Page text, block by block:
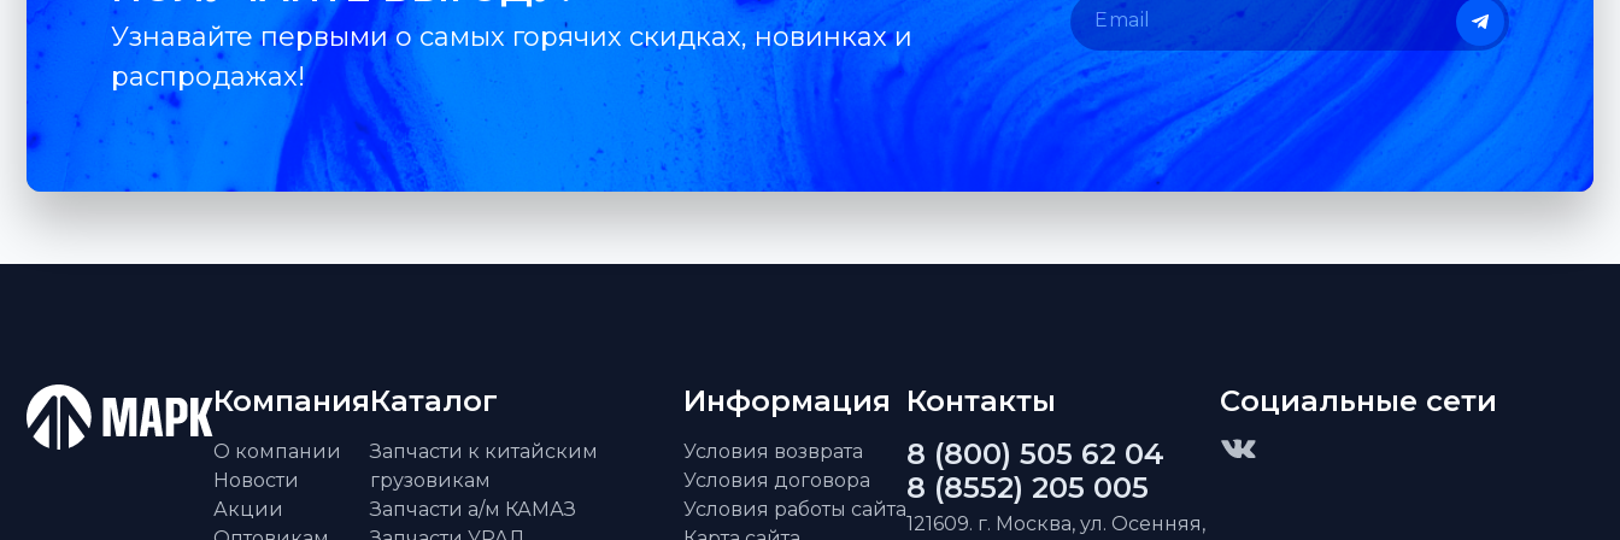
Узнавайте первыми о самых горячих скидках, новинках и
распродажах!
Компания
О компании
Новости
Акции
Каталог
Запчасти к китайским
грузовикам
Запчасти а/м КАМАЗ
Информация
Условия возврата
Условия договора
Условия работы сайта
Контакты
8 (800) 505 62 04
8 (8552) 205 005
121609. г. Москва, ул. Осенняя,
Социальные сети